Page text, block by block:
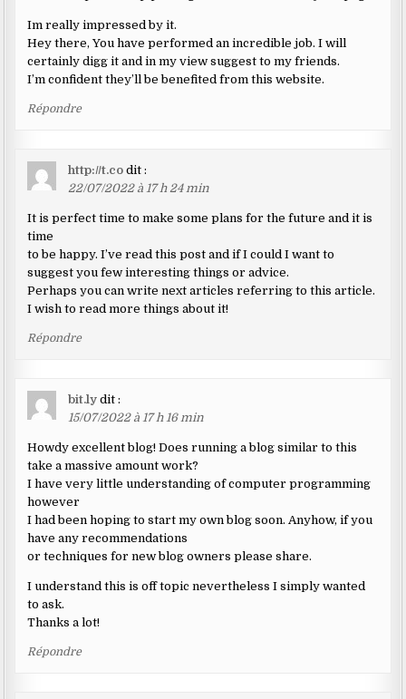
Im really impressed by it.
Hey there, You have performed an incredible job. I will
certainly digg it and in my view suggest to my friends.
I’m confident they’ll be benefited from this website.
Répondre
http://t.co dit :
22/07/2022 à 17 h 24 min
It is perfect time to make some plans for the future and it is
time
to be happy. I’ve read this post and if I could I want to
suggest you few interesting things or advice.
Perhaps you can write next articles referring to this article.
I wish to read more things about it!
Répondre
bit.ly dit :
15/07/2022 à 17 h 16 min
Howdy excellent blog! Does running a blog similar to this
take a massive amount work?
I have very little understanding of computer programming
however
I had been hoping to start my own blog soon. Anyhow, if you
have any recommendations
or techniques for new blog owners please share.
I understand this is off topic nevertheless I simply wanted
to ask.
Thanks a lot!
Répondre